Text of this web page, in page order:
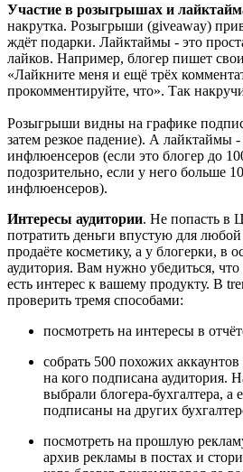
Участие в розыгрышах и
накрутка. Розыгрыши (giveaway)
ждёт подарки. Лайктаймы - это
лайков. Например, блогер пишет
«Лайкните меня и ещё трёх
прокомментируйте, что». Так
Розыгрыши видны на графике
затем резкое падение). А лайктаймы
инфлюенсеров (если это блогер до
подозрительно, если у него больше
инфлюенсеров).
Интересы аудитории. Не попасть в
потратить деньги впустую для
продаёте косметику, а у блогерки, в
аудитория. Вам нужно убедиться,
есть интерес к вашему продукту. В
проверить тремя способами:
посмотреть на интересы в
собрать 500 похожих
на кого подписана аудитория.
выбрали блогера-бухгалтера, а
подписаны на других
посмотреть на прошлую
архив рекламы в постах и